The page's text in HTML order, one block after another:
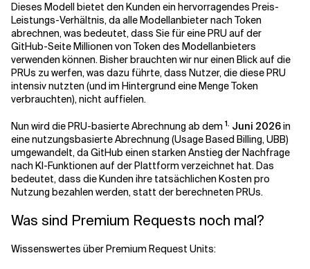
Dieses Modell bietet den Kunden ein hervorragendes Preis-
Leistungs-Verhältnis, da alle Modellanbieter nach Token
abrechnen, was bedeutet, dass Sie für eine PRU auf der
GitHub-Seite Millionen von Token des Modellanbieters
verwenden können. Bisher brauchten wir nur einen Blick auf die
PRUs zu werfen, was dazu führte, dass Nutzer, die diese PRU
intensiv nutzten (und im Hintergrund eine Menge Token
verbrauchten), nicht auffielen.
Nun wird die PRU-basierte Abrechnung ab dem 1. Juni 2026in
eine nutzungsbasierte Abrechnung (Usage Based Billing, UBB)
umgewandelt, da GitHub einen starken Anstieg der Nachfrage
nach KI-Funktionen auf der Plattform verzeichnet hat. Das
bedeutet, dass die Kunden ihre tatsächlichen Kosten pro
Nutzung bezahlen werden, statt der berechneten PRUs.
Was sind Premium Requests noch mal?
Wissenswertes über Premium Request Units: